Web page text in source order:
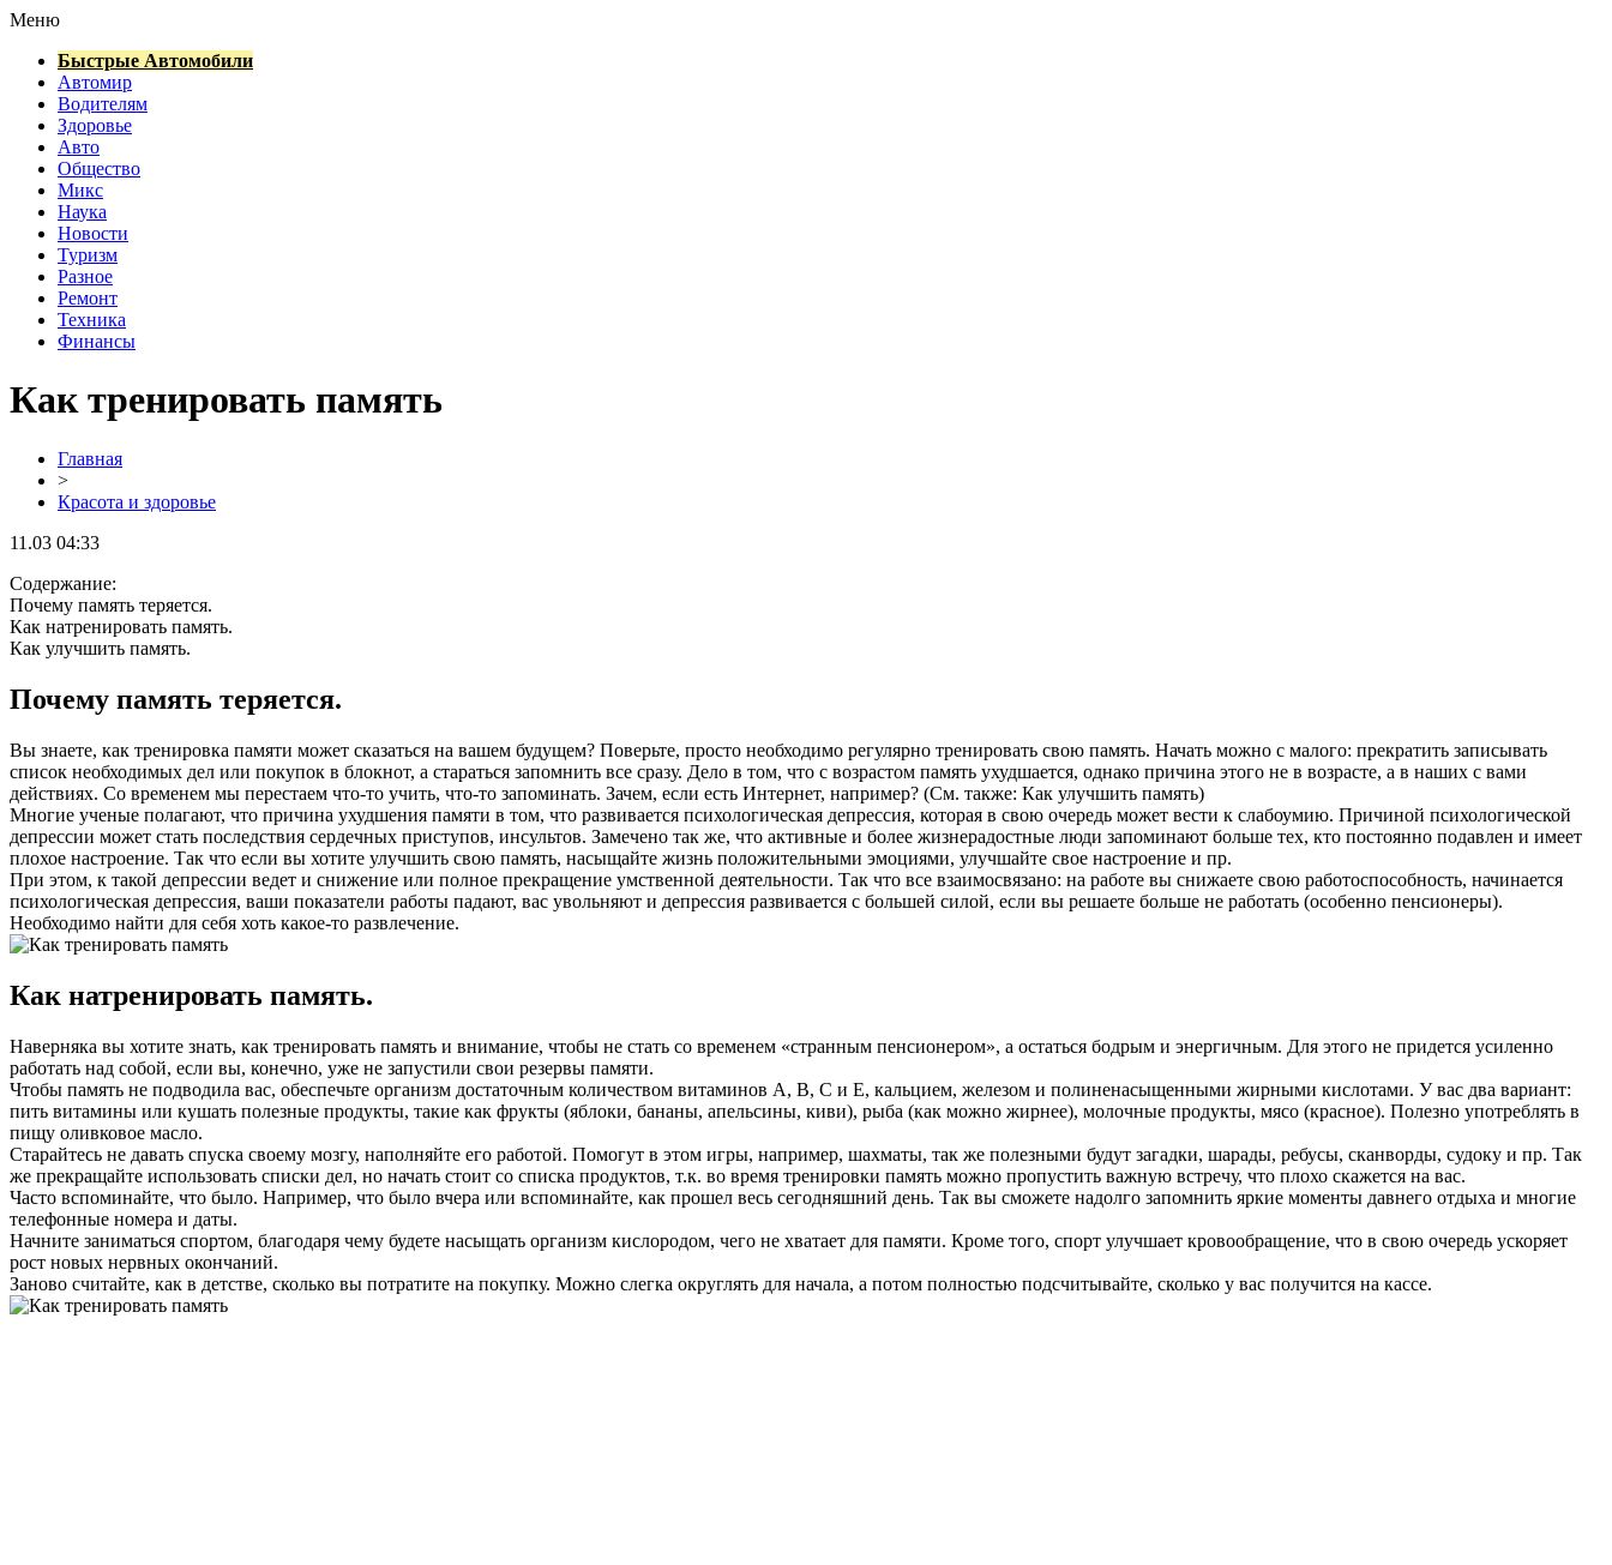
Меню
Быстрые Автомобили
Автомир
Водителям
Здоровье
Авто
Общество
Микс
Наука
Новости
Туризм
Разное
Ремонт
Техника
Финансы
Как тренировать память
Главная
>
Красота и здоровье
11.03 04:33
Содержание:
Почему память теряется.
Как натренировать память.
Как улучшить память.
Почему память теряется.
Вы знаете, как тренировка памяти может сказаться на вашем будущем? Поверьте, просто необходимо регулярно тренировать свою память. Начать можно с малого: прекратить записывать
список необходимых дел или покупок в блокнот, а стараться запомнить все сразу. Дело в том, что с возрастом память ухудшается, однако причина этого не в возрасте, а в наших с вами
действиях. Со временем мы перестаем что-то учить, что-то запоминать. Зачем, если есть Интернет, например? (См. также: Как улучшить память)
Многие ученые полагают, что причина ухудшения памяти в том, что развивается психологическая депрессия, которая в свою очередь может вести к слабоумию. Причиной психологической
депрессии может стать последствия сердечных приступов, инсультов. Замечено так же, что активные и более жизнерадостные люди запоминают больше тех, кто постоянно подавлен и имеет
плохое настроение. Так что если вы хотите улучшить свою память, насыщайте жизнь положительными эмоциями, улучшайте свое настроение и пр.
При этом, к такой депрессии ведет и снижение или полное прекращение умственной деятельности. Так что все взаимосвязано: на работе вы снижаете свою работоспособность, начинается
психологическая депрессия, ваши показатели работы падают, вас увольняют и депрессия развивается с большей силой, если вы решаете больше не работать (особенно пенсионеры).
Необходимо найти для себя хоть какое-то развлечение.
Как натренировать память.
Наверняка вы хотите знать, как тренировать память и внимание, чтобы не стать со временем «странным пенсионером», а остаться бодрым и энергичным. Для этого не придется усиленно
работать над собой, если вы, конечно, уже не запустили свои резервы памяти.
Чтобы память не подводила вас, обеспечьте организм достаточным количеством витаминов А, В, С и Е, кальцием, железом и полиненасыщенными жирными кислотами. У вас два вариант:
пить витамины или кушать полезные продукты, такие как фрукты (яблоки, бананы, апельсины, киви), рыба (как можно жирнее), молочные продукты, мясо (красное). Полезно употреблять в
пищу оливковое масло.
Старайтесь не давать спуска своему мозгу, наполняйте его работой. Помогут в этом игры, например, шахматы, так же полезными будут загадки, шарады, ребусы, сканворды, судоку и пр. Так
же прекращайте использовать списки дел, но начать стоит со списка продуктов, т.к. во время тренировки память можно пропустить важную встречу, что плохо скажется на вас.
Часто вспоминайте, что было. Например, что было вчера или вспоминайте, как прошел весь сегодняшний день. Так вы сможете надолго запомнить яркие моменты давнего отдыха и многие
телефонные номера и даты.
Начните заниматься спортом, благодаря чему будете насыщать организм кислородом, чего не хватает для памяти. Кроме того, спорт улучшает кровообращение, что в свою очередь ускоряет
рост новых нервных окончаний.
Заново считайте, как в детстве, сколько вы потратите на покупку. Можно слегка округлять для начала, а потом полностью подсчитывайте, сколько у вас получится на кассе.